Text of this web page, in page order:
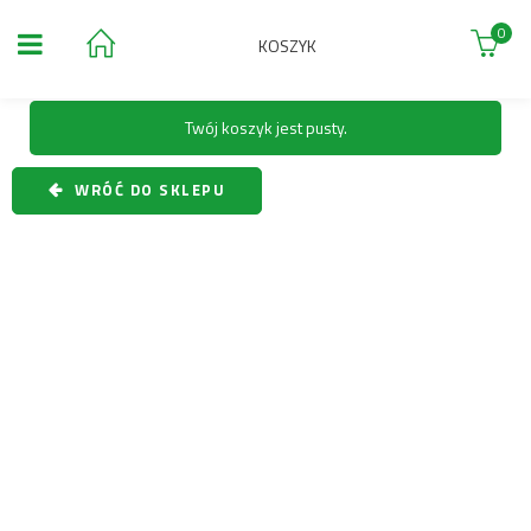
KOSZYK
0
Twój koszyk jest pusty.
WRÓĆ DO SKLEPU